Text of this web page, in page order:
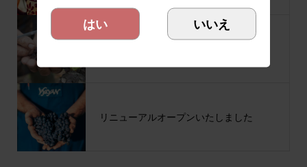
リニューアルオープンいたしました
はい いいえ